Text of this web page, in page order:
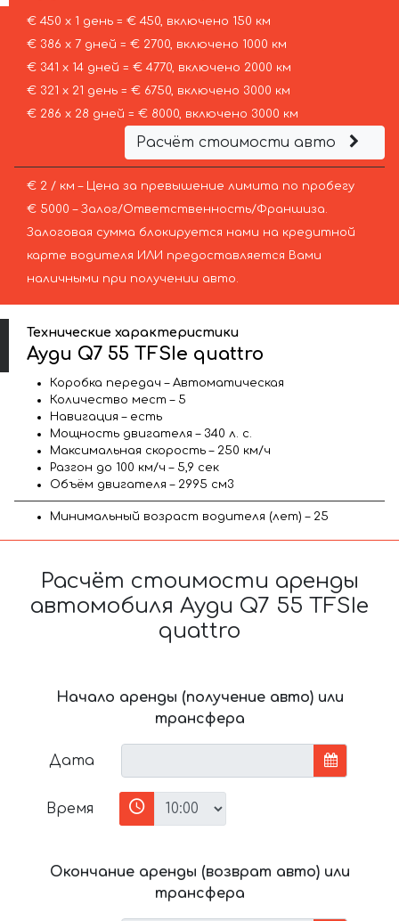
€ 450 х 1 день = € 450, включено 150 км
€ 386 х 7 дней = € 2700, включено 1000 км
€ 341 х 14 дней = € 4770, включено 2000 км
€ 321 х 21 день = € 6750, включено 3000 км
€ 286 х 28 дней = € 8000, включено 3000 км
Расчёт стоимости авто
€ 2 / км – Цена за превышение лимита по пробегу
€ 5000 – Залог/Ответственность/Франшиза.
Залоговая сумма блокируется нами на кредитной
карте водителя ИЛИ предоставляется Вами
наличными при получении авто.
Технические характеристики
Ауди Q7 55 TFSIe quattro
Коробка передач – Автоматическая
Количество мест – 5
Навигация – есть
Мощность двигателя – 340 л. с.
Максимальная скорость – 250 км/ч
Разгон до 100 км/ч – 5,9 сек
Объём двигателя – 2995 см3
Минимальный возраст водителя (лет) – 25
Расчёт стоимости аренды
автомобиля Ауди Q7 55 TFSIe
quattro
Начало аренды (получение авто) или
трансфера
Дата
Время
Окончание аренды (возврат авто) или
трансфера